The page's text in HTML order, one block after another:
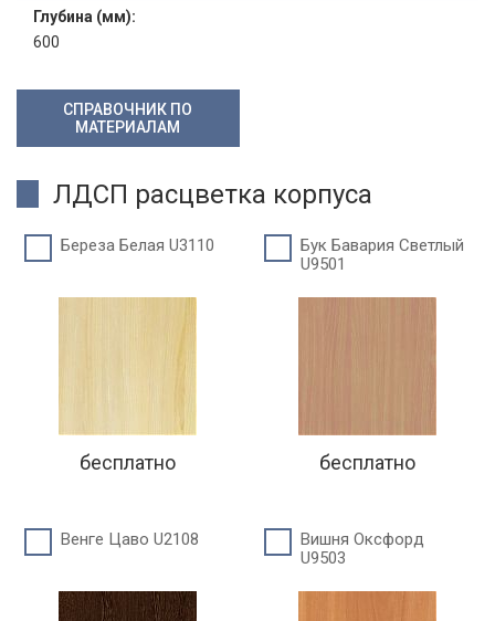
Глубина (мм):
600
СПРАВОЧНИК ПО
МАТЕРИАЛАМ
ЛДСП расцветка корпуса
Береза Белая U3110
бесплатно
Бук Бавария Светлый
U9501
бесплатно
Венге Цаво U2108
Вишня Оксфорд
U9503